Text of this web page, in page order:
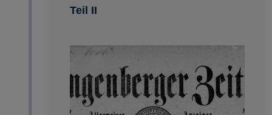
Teil II